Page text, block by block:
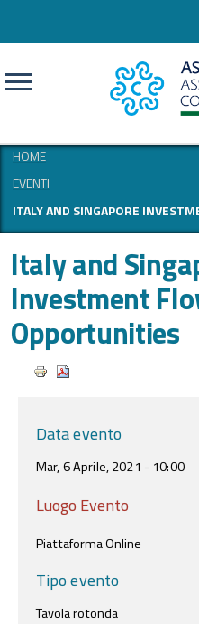
HOME
EVENTI
ITALY AND SINGAPORE
Italy and
Investment
Opportunities
Data evento
Mar, 6 Aprile, 2021 - 10:00
Luogo Evento
Piattaforma Online
Tipo evento
Tavola rotonda